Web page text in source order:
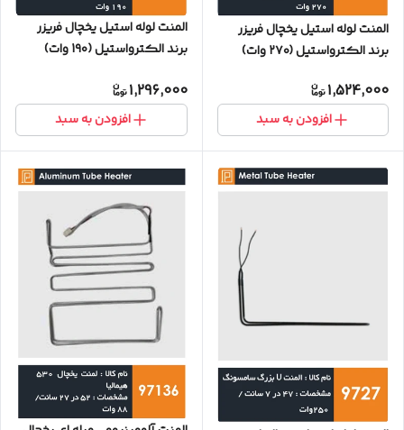
المنت لوله استیل یخچال فریزر
برند الکترواستیل (۲۷۰ وات)
1,524,000
افزودن به سبد
المنت لوله استیل یخچال فریزر
برند الکترواستیل (1۹۰ وات)
1,296,000
افزودن به سبد